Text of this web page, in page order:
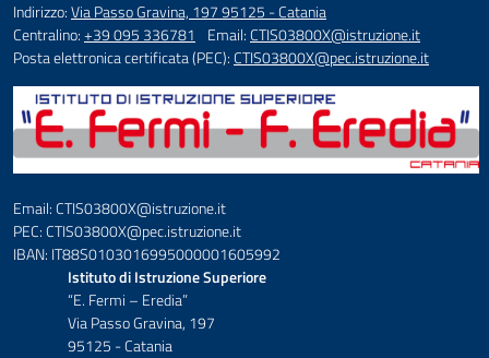
Indirizzo:Via Passo Gravina, 197 95125 - Catania
Centralino:+39 095 336781 Email:CTIS03800X@istruzione.it
Posta elettronica certificata (PEC):CTIS03800X@pec.istruzione.it
Email: CTIS03800X@istruzione.it
PEC: CTIS03800X@pec.istruzione.it
IBAN: IT88S0103016995000001605992
Istituto di Istruzione Superiore
“E. Fermi – Eredia”
Via Passo Gravina, 197
95125 - Catania